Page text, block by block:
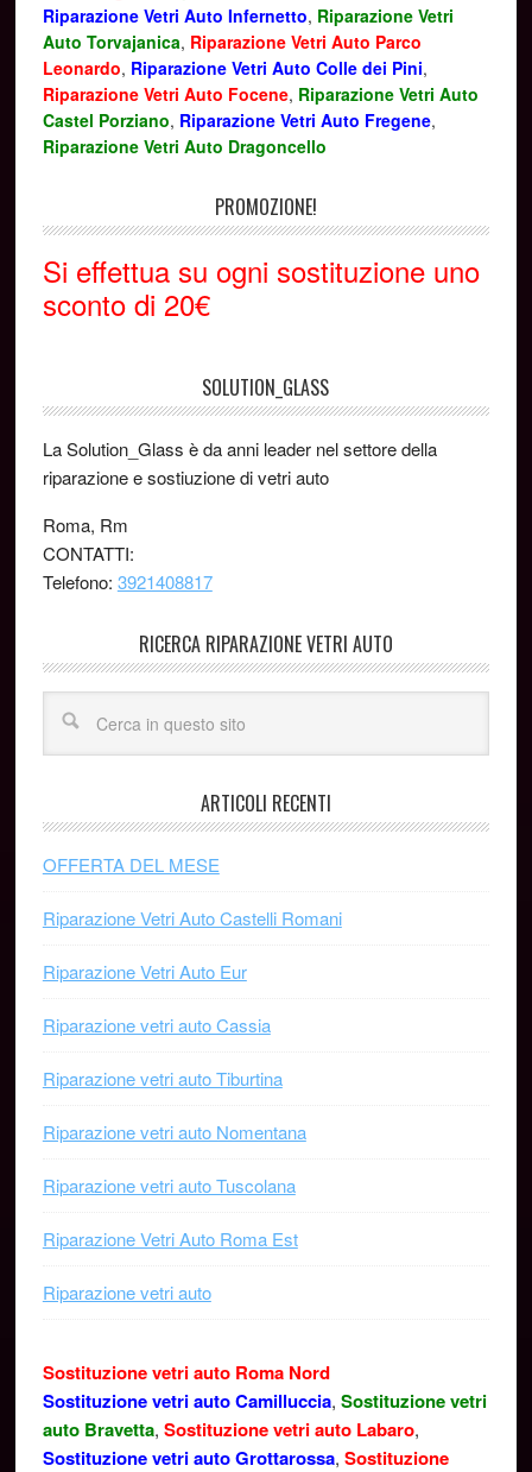
Riparazione Vetri Auto Infernetto, Riparazione Vetri
Auto Torvajanica, Riparazione Vetri Auto Parco
Leonardo, Riparazione Vetri Auto Colle dei Pini,
Riparazione Vetri Auto Focene, Riparazione Vetri Auto
Castel Porziano, Riparazione Vetri Auto Fregene,
Riparazione Vetri Auto Dragoncello
PROMOZIONE!
Si effettua su ogni sostituzione uno
sconto di 20€
SOLUTION_GLASS
La Solution_Glass è da anni leader nel settore della
riparazione e sostiuzione di vetri auto
Roma, Rm
CONTATTI:
Telefono: 3921408817
RICERCA RIPARAZIONE VETRI AUTO
ARTICOLI RECENTI
OFFERTA DEL MESE
Riparazione Vetri Auto Castelli Romani
Riparazione Vetri Auto Eur
Riparazione vetri auto Cassia
Riparazione vetri auto Tiburtina
Riparazione vetri auto Nomentana
Riparazione vetri auto Tuscolana
Riparazione Vetri Auto Roma Est
Riparazione vetri auto
Sostituzione vetri auto Roma Nord
Sostituzione vetri auto Camilluccia, Sostituzione vetri
auto Bravetta, Sostituzione vetri auto Labaro,
Sostituzione vetri auto Grottarossa, Sostituzione